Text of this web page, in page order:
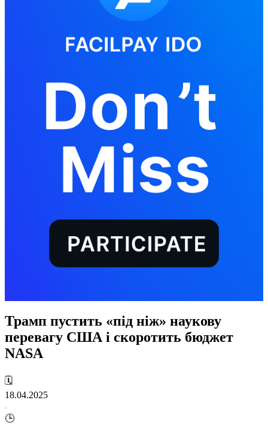
Трамп пустить «під ніж» наукову
перевагу США і скоротить бюджет
NASA
🗓️
18.04.2025
🕒